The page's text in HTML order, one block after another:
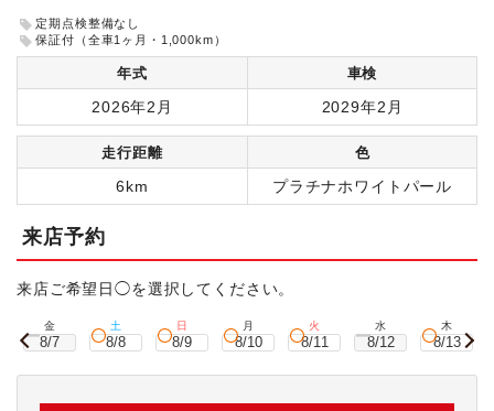
定期点検整備なし
保証付（全車1ヶ月・1,000km）
年式 車検
2026年2月 2029年2月
走行距離 色
6km プラチナホワイトパール
来店予約
来店ご希望日◯を選択してください。
金
8/7
土
8/8
日
8/9
月
8/10
火
8/11
水
8/12
木
8/13